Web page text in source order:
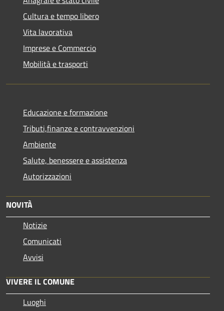
Cultura e tempo libero
Vita lavorativa
Imprese e Commercio
Mobilità e trasporti
Educazione e formazione
Tributi,finanze e contravvenzioni
Ambiente
Salute, benessere e assistenza
Autorizzazioni
NOVITÀ
Notizie
Comunicati
Avvisi
VIVERE IL COMUNE
Luoghi